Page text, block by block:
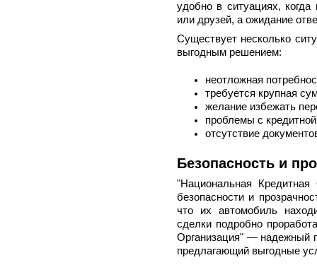
удобно в ситуациях,
или друзей, а ожидание
Существует несколько
выгодным решением:
неотложная
требуется крупная
желание избежать
проблемы с
отсутствие
Безопасность и
"Национальная
безопасности и
что их автомобиль
сделки подробно
Организация" — надежный
предлагающий выгодные